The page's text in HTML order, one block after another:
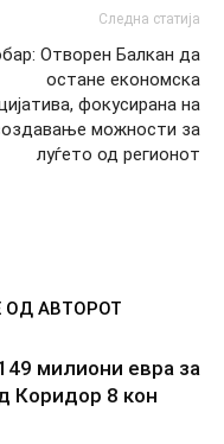
Следна статија
Отворен Балкан да
остане економска
фокусирана на
можности за
луѓето од регионот
ОД АВТОРОТ
милиони евра за
Коридор 8 кон